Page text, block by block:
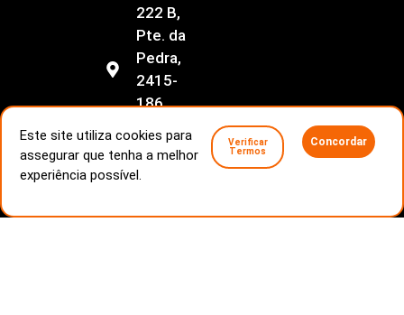
222 B,
Pte. da
Pedra,
2415-
186
Pontes
Este site utiliza cookies para
assegurar que tenha a melhor
experiência possível.
Verificar
Termos
Concordar